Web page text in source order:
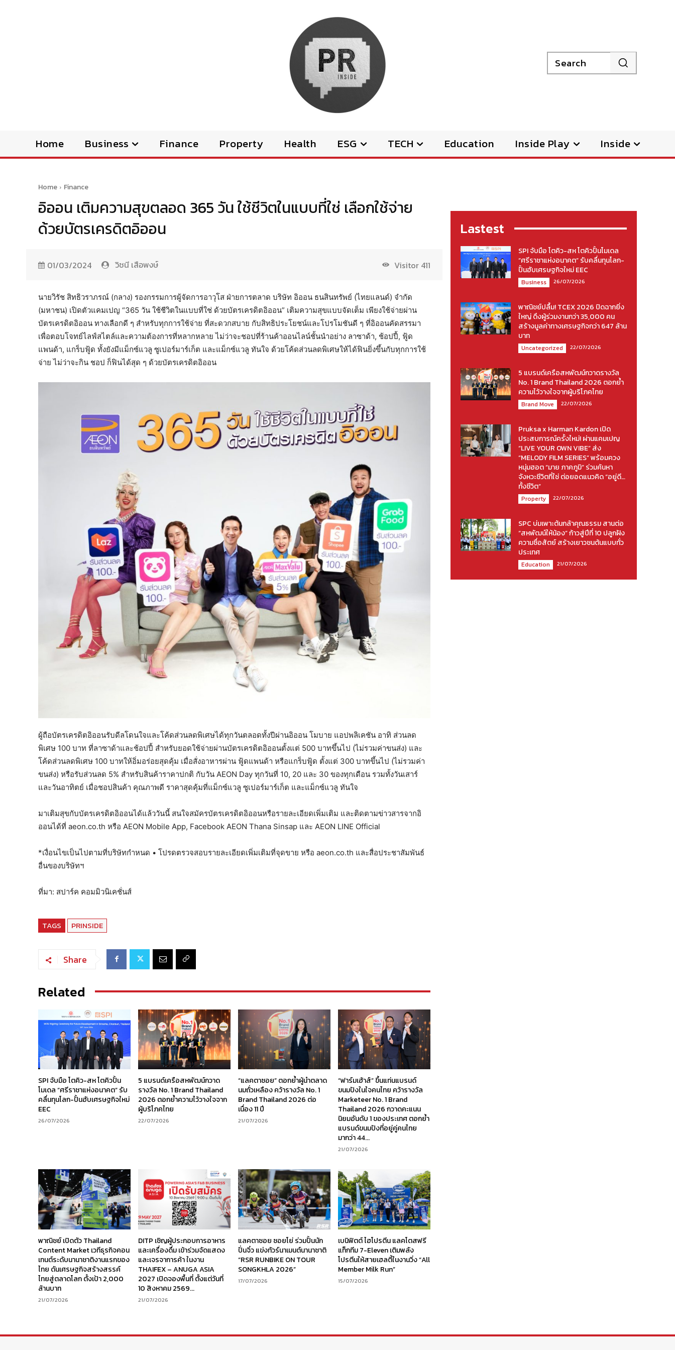
Search
Home Business Finance Property Health ESG TECH Education Inside Play Inside
Home Finance
อิออน เติมความสุขตลอด 365 วัน ใช้ชีวิตในแบบที่ใช่ เลือกใช้จ่าย
ด้วยบัตรเครดิตอิออน
01/03/2024 วิชนี เสือพงษ์ Visitor 411
นายวิรัช สิทธิวราภรณ์ (กลาง) รองกรรมการผู้จัดการอาวุโส ฝ่ายการตลาด บริษัท อิออน ธนสินทรัพย์ (ไทยแลนด์) จำกัด
(มหาชน) เปิดตัวแคมเปญ “365 วัน ใช้ชีวิตในแบบที่ใช่ ด้วยบัตรเครดิตอิออน” เติมความสุขแบบจัดเต็ม เพียงใช้จ่ายผ่าน
บัตรเครดิตอิออน ทางเลือกดี ๆ สำหรับทุกการใช้จ่าย ที่สะดวกสบาย กับสิทธิประโยชน์และโปรโมชันดี ๆ ที่อิออนคัดสรรมา
เพื่อตอบโจทย์ไลฟ์สไตล์และความต้องการที่หลากหลาย ไม่ว่าจะชอปที่ร้านค้าออนไลน์ชั้นนำอย่าง ลาซาด้า, ช้อปปี้, ฟู้ด
แพนด้า, แกร็บฟู้ด ทั้งยังมีแม็กซ์แวลู ซูเปอร์มาร์เก็ต และแม็กซ์แวลู ทันใจ ด้วยโค้ดส่วนลดพิเศษให้ได้ฟินยิ่งขึ้นกับทุกการใช้
จ่าย ไม่ว่าจะกิน ชอป ก็ฟินได้สุด ๆ ด้วยบัตรเครดิตอิออน
ผู้ถือบัตรเครดิตอิออนรับดีลโดนใจและโค้ดส่วนลดพิเศษได้ทุกวันตลอดทั้งปีผ่านอิออน โมบาย แอปพลิเคชัน อาทิ ส่วนลด
พิเศษ 100 บาท ที่ลาซาด้าและช้อปปี้ สำหรับยอดใช้จ่ายผ่านบัตรเครดิตอิออนตั้งแต่ 500 บาทขึ้นไป (ไม่รวมค่าขนส่ง) และ
โค้ดส่วนลดพิเศษ 100 บาทให้อิ่มอร่อยสุดคุ้ม เมื่อสั่งอาหารผ่าน ฟู้ดแพนด้า หรือแกร็บฟู้ด ตั้งแต่ 300 บาทขึ้นไป (ไม่รวมค่า
ขนส่ง) หรือรับส่วนลด 5% สำหรับสินค้าราคาปกติ กับวัน AEON Day ทุกวันที่ 10, 20 และ 30 ของทุกเดือน รวมทั้งวันเสาร์
และวันอาทิตย์ เมื่อชอปสินค้า คุณภาพดี ราคาสุดคุ้มที่แม็กซ์แวลู ซูเปอร์มาร์เก็ต และแม็กซ์แวลู ทันใจ
มาเติมสุขกับบัตรเครดิตอิออนได้แล้ววันนี้ สนใจสมัครบัตรเครดิตอิออนหรือรายละเอียดเพิ่มเติม และติดตามข่าวสารจากอิ
ออนได้ที่ aeon.co.th หรือ AEON Mobile App, Facebook AEON Thana Sinsap และ AEON LINE Official
*เงื่อนไขเป็นไปตามที่บริษัทกำหนด • โปรดตรวจสอบรายละเอียดเพิ่มเติมที่จุดขาย หรือ aeon.co.th และสื่อประชาสัมพันธ์
อื่นของบริษัทฯ
ที่มา: สปาร์ค คอมมิวนิเคชั่นส์
TAGS PRINSIDE
Share
Related
SPI จับมือ โตคิว-สห โตคิวปั้น
โมเดล “ศรีราชาแห่งอนาคต” รับ
คลื่นทุนโลก-ปั้นฮับเศรษฐกิจใหม่
EEC
26/07/2026
5 แบรนด์เครือสหพัฒน์กวาด
รางวัล No. 1 Brand Thailand
2026 ตอกย้ำความไว้วางใจจาก
ผู้บริโภคไทย
22/07/2026
“แลคตาซอย” ตอกย้ำผู้นำตลาด
นมถั่วเหลือง คว้ารางวัล No. 1
Brand Thailand 2026 ต่อ
เนื่อง 11 ปี
21/07/2026
“ฟาร์มเฮ้าส์” ขึ้นแท่นแบรนด์
ขนมปังในใจคนไทย คว้ารางวัล
Marketeer No. 1 Brand
Thailand 2026 กวาดคะแนน
นิยมอันดับ 1 ของประเทศ ตอกย้ำ
แบรนด์ขนมปังที่อยู่คู่คนไทย
มากว่า 44...
21/07/2026
พาณิชย์ เปิดตัว Thailand
Content Market เวทีธุรกิจคอน
เทนต์ระดับนานาชาติงานแรกของ
ไทย ดันเศรษฐกิจสร้างสรรค์
ไทยสู่ตลาดโลก ตั้งเป้า 2,000
ล้านบาท
21/07/2026
DITP เชิญผู้ประกอบการอาหาร
และเครื่องดื่ม เข้าร่วมจัดแสดง
และเจรจาการค้า ในงาน
THAIFEX – ANUGA ASIA
2027 เปิดจองพื้นที่ ตั้งแต่วันที่
10 สิงหาคม 2569...
21/07/2026
แลคตาซอย ซอยโย่ ร่วมปั้นนัก
ปั่นจิ๋ว แข่งทัวร์นาเมนต์นานาชาติ
“RSR RUNBIKE ON TOUR
SONGKHLA 2026”
17/07/2026
เบนิฟิตต์ ไฮโปรตีน แลคโตสฟรี
แท็กทีม 7-Eleven เติมพลัง
โปรตีนให้สายเฮลตี้ในงานวิ่ง “All
Member Milk Run”
15/07/2026
Lastest
SPI จับมือ โตคิว-สห โตคิวปั้นโมเดล
“ศรีราชาแห่งอนาคต” รับคลื่นทุนโลก-
ปั้นฮับเศรษฐกิจใหม่ EEC
Business 26/07/2026
พาณิชย์ปลื้ม! TCEX 2026 ปิดฉากยิ่ง
ใหญ่ ดึงผู้ร่วมงานกว่า 35,000 คน
สร้างมูลค่าทางเศรษฐกิจกว่า 647 ล้าน
บาท
Uncategorized 22/07/2026
5 แบรนด์เครือสหพัฒน์กวาดรางวัล
No. 1 Brand Thailand 2026 ตอกย้ำ
ความไว้วางใจจากผู้บริโภคไทย
Brand Move 22/07/2026
Pruksa x Harman Kardon เปิด
ประสบการณ์ครั้งใหม่! ผ่านแคมเปญ
“LIVE YOUR OWN VIBE” ส่ง
“MELODY FILM SERIES” พร้อมควง
หนุ่มฮอต “มาย ภาคภูมิ” ร่วมค้นหา
จังหวะชีวิตที่ใช่ ต่อยอดแนวคิด “อยู่ดี…
ทั้งชีวิต”
Property 22/07/2026
SPC บ่มเพาะต้นกล้าคุณธรรม สานต่อ
“สหพัฒน์ให้น้อง” ก้าวสู่ปีที่ 10 ปลูกฝัง
ความซื่อสัตย์ สร้างเยาวชนต้นแบบทั่ว
ประเทศ
Education 21/07/2026